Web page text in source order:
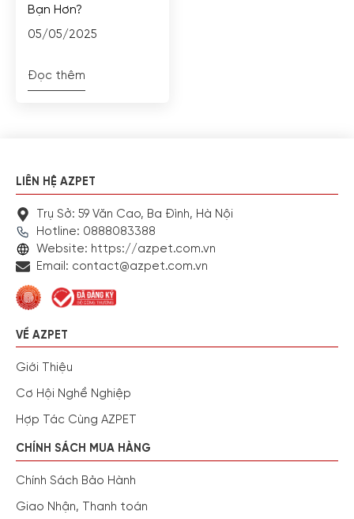
Bạn Hơn?
05/05/2025
Đọc thêm
LIÊN HỆ AZPET
Trụ Sở: 59 Văn Cao, Ba Đình, Hà Nội
Hotline: 0888083388
Website: https://azpet.com.vn
Email: contact@azpet.com.vn
VỀ AZPET
Giới Thiệu
Cơ Hội Nghề Nghiệp
Hợp Tác Cùng AZPET
CHÍNH SÁCH MUA HÀNG
Chính Sách Bảo Hành
Giao Nhận, Thanh toán